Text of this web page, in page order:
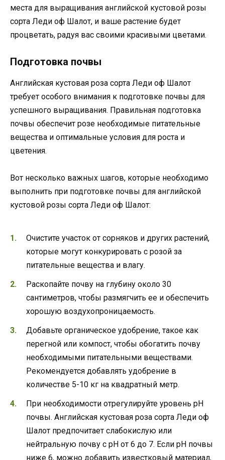
места для выращивания английской кустовой розы
сорта Леди оф Шалот, и ваше растение будет
процветать, радуя вас своими красивыми цветами.
Подготовка почвы
Английская кустовая роза сорта Леди оф Шалот
требует особого внимания к подготовке почвы для
успешного выращивания. Правильная подготовка
почвы обеспечит розе необходимые питательные
вещества и оптимальные условия для роста и
цветения.
Вот несколько важных шагов, которые необходимо
выполнить при подготовке почвы для английской
кустовой розы сорта Леди оф Шалот:
Очистите участок от сорняков и других растений,
которые могут конкурировать с розой за
питательные вещества и влагу.
Раскопайте почву на глубину около 30
сантиметров, чтобы размягчить ее и обеспечить
хорошую воздухопроницаемость.
Добавьте органическое удобрение, такое как
перегной или компост, чтобы обогатить почву
необходимыми питательными веществами.
Рекомендуется добавлять удобрение в
количестве 5-10 кг на квадратный метр.
При необходимости отрегулируйте уровень pH
почвы. Английская кустовая роза сорта Леди оф
Шалот предпочитает слабокислую или
нейтральную почву с pH от 6 до 7. Если pH почвы
ниже 6, можно добавить известковый материал,